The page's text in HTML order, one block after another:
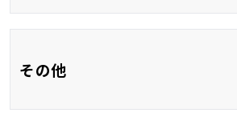
バックカメラ
その他